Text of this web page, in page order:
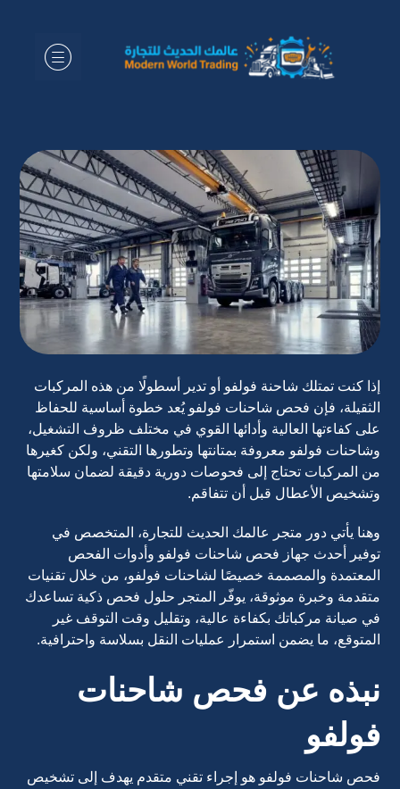
إذا كنت تمتلك شاحنة فولفو أو تدير أسطولًا من هذه المركبات
الثقيلة، فإن فحص شاحنات فولفو يُعد خطوة أساسية للحفاظ
على كفاءتها العالية وأدائها القوي في مختلف ظروف التشغيل،
وشاحنات فولفو معروفة بمتانتها وتطورها التقني، ولكن كغيرها
من المركبات تحتاج إلى فحوصات دورية دقيقة لضمان سلامتها
وتشخيص الأعطال قبل أن تتفاقم.
وهنا يأتي دور متجر عالمك الحديث للتجارة، المتخصص في
توفير أحدث جهاز فحص شاحنات فولفو وأدوات الفحص
المعتمدة والمصممة خصيصًا لشاحنات فولفو، من خلال تقنيات
متقدمة وخبرة موثوقة، يوفّر المتجر حلول فحص ذكية تساعدك
في صيانة مركباتك بكفاءة عالية، وتقليل وقت التوقف غير
المتوقع، ما يضمن استمرار عمليات النقل بسلاسة واحترافية.
نبذه عن فحص شاحنات
فولفو
فحص شاحنات فولفو هو إجراء تقني متقدم يهدف إلى تشخيص